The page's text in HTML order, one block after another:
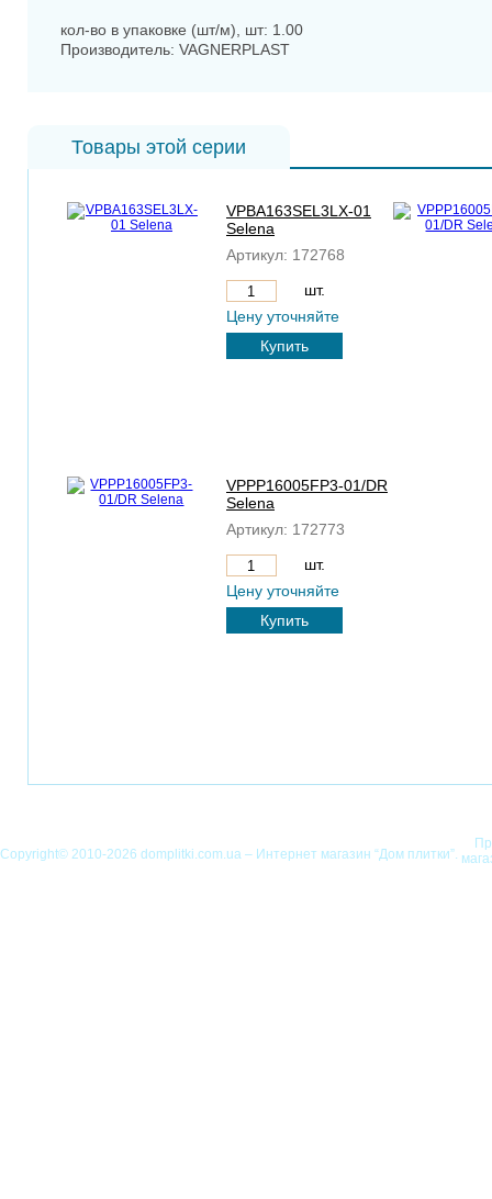
кол-во в упаковке (шт/м), шт: 1.00
Производитель: VAGNERPLAST
Товары этой серии
VPBA163SEL3LX-01
Selena
Артикул: 172768
шт.
Цену уточняйте
Купить
VPPP16005FP3-01/DR
Selena
Артикул: 172773
шт.
Цену уточняйте
Купить
Copyright© 2010-2026 domplitki.com.ua – Интернет магазин “Дом плитки”.